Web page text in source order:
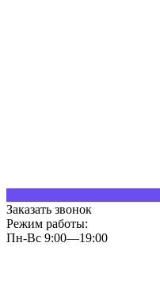
Заказать звонок
Режим работы:
Пн-Вс 9:00—19:00